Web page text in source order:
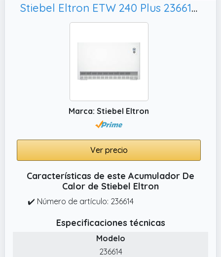
Stiebel Eltron ETW 240 Plus 236614 - Acumulador de calor, color blanco alpino
Marca: Stiebel Eltron
Ver precio
Características de este Acumulador De
Calor de Stiebel Eltron
✔️ Número de artículo: 236614
Especificaciones técnicas
Modelo
236614